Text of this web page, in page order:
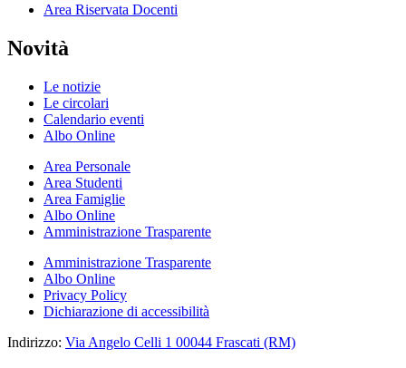
Area Riservata Docenti
Novità
Le notizie
Le circolari
Calendario eventi
Albo Online
Area Personale
Area Studenti
Area Famiglie
Albo Online
Amministrazione Trasparente
Amministrazione Trasparente
Albo Online
Privacy Policy
Dichiarazione di accessibilità
Indirizzo: Via Angelo Celli 1 00044 Frascati (RM)